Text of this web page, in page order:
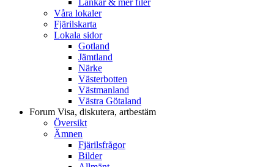
Våra lokaler
Fjärilskarta
Lokala sidor
Gotland
Jämtland
Närke
Västerbotten
Västmanland
Västra Götaland
Forum Visa, diskutera, artbestäm
Översikt
Ämnen
Fjärilsfrågor
Bilder